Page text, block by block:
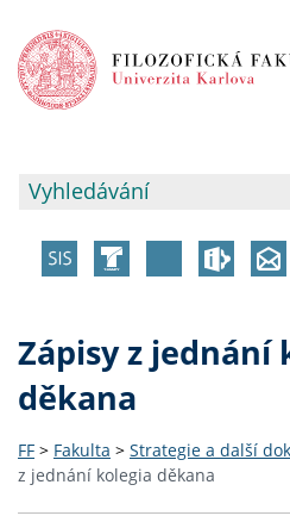
Zápisy z jednání
děkana
FF > Fakulta > Strategie a další
z jednání kolegia děkana